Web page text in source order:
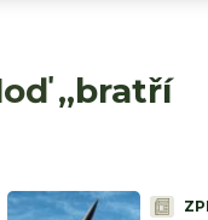
„bratří